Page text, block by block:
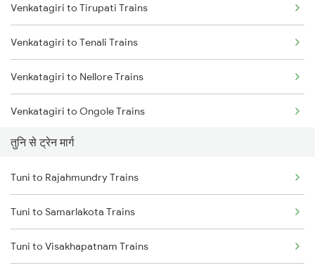
Mumbai to Delhi Trains
Mumbai to Goa Trains
Chennai to Coimbatore Trains
Venkatagiri to Tirupati Trains
Venkatagiri to Tenali Trains
Venkatagiri to Nellore Trains
Venkatagiri to Ongole Trains
Venkatagiri to Bapatla Trains
Venkatagiri to Vijayawada Trains
Venkatagiri to Singarayakonda Trains
Venkatagiri to Hyderabad Trains
तुनि से ट्रेन मार्ग
Tuni to Rajahmundry Trains
Tuni to Samarlakota Trains
Tuni to Visakhapatnam Trains